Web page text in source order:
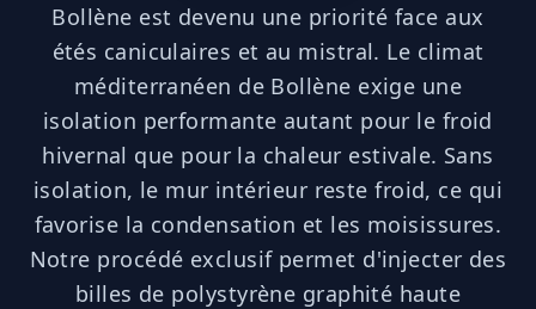
Bollène est devenu une priorité face aux
étés caniculaires et au mistral. Le climat
méditerranéen de Bollène exige une
isolation performante autant pour le froid
hivernal que pour la chaleur estivale. Sans
isolation, le mur intérieur reste froid, ce qui
favorise la condensation et les moisissures.
Notre procédé exclusif permet d'injecter des
billes de polystyrène graphité haute